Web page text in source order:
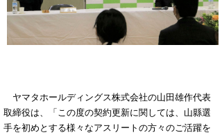
ヤマタホールディングス株式会社の山田雄作代表
取締役は、「この度の契約更新に関しては、山縣選
手を初めとする様々なアスリートの方々のご活躍を